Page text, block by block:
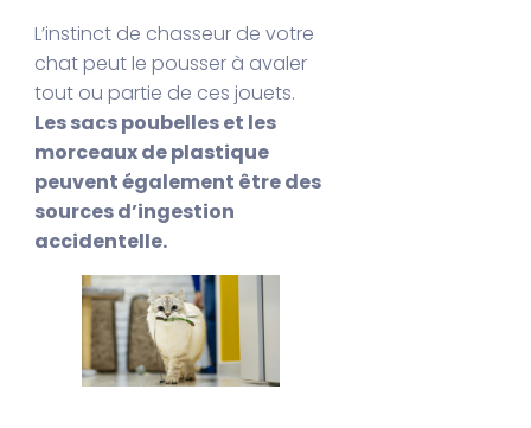
L’instinct de chasseur de votre
chat peut le pousser à avaler
tout ou partie de ces jouets.
Les sacs poubelles et les
morceaux de plastique
peuvent également être des
sources d’ingestion
accidentelle.